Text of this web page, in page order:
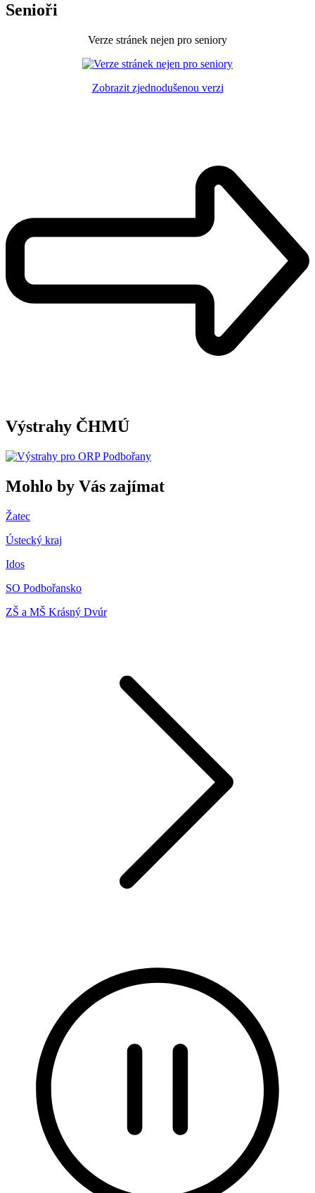
Senioři
Verze stránek nejen pro seniory
Zobrazit zjednodušenou verzi
Výstrahy ČHMÚ
Mohlo by Vás zajímat
Žatec
Ústecký kraj
Idos
SO Podbořansko
ZŠ a MŠ Krásný Dvúr